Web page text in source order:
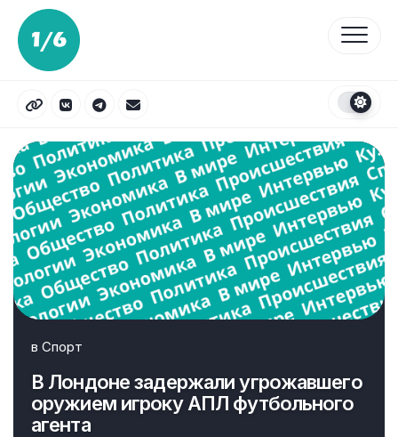
Перейти
содержанию
в Спорт
В Лондоне задержали угрожавшего
оружием игроку АПЛ футбольного
агента